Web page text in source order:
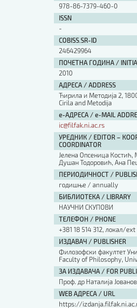
978-86-7379-460-0
ISSN
-
COBISS.SR-ID
246429964
ПОЧЕТНА ГОДИНА /
2010
АДРЕСА / ADDRESS
Ћирила и Методија 2,
Cirila and Metodija
е-АДРЕСА / e-MAIL
ic@filfak.ni.ac.rs
УРЕДНИК / EDITOR –
COORDINATOR
Јелена Опсеница
Душан Тодоровић, Ана
ПЕРИОДИЧНОСТ /
годишње / annually
БИБЛИОТЕКА / LIBRARY
НАУЧНИ СКУПОВИ
ТЕЛЕФОН / PHONE
+381 18 514 312, локал/ext
ИЗДАВАЧ / PUBLISHER
Филозофски факултет
Faculty of Philosophy,
ЗА ИЗДАВАЧА / FOR
Проф. др Наталија
WEB АДРЕСА / URL
https://